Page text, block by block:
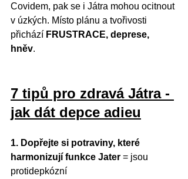
Covidem, pak se i Játra mohou ocitnout
v úzkých. Místo plánu a tvořivosti
přichází FRUSTRACE, deprese,
hněv.
7 tipů pro zdravá Játra -
jak dát depce adieu
1. Dopřejte si potraviny, které
harmonizují funkce Jater = jsou
protidepkózní